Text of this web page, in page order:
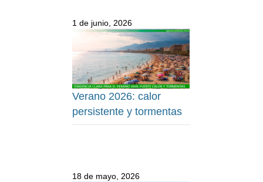
1 de junio, 2026
Verano 2026: calor
persistente y tormentas
18 de mayo, 2026